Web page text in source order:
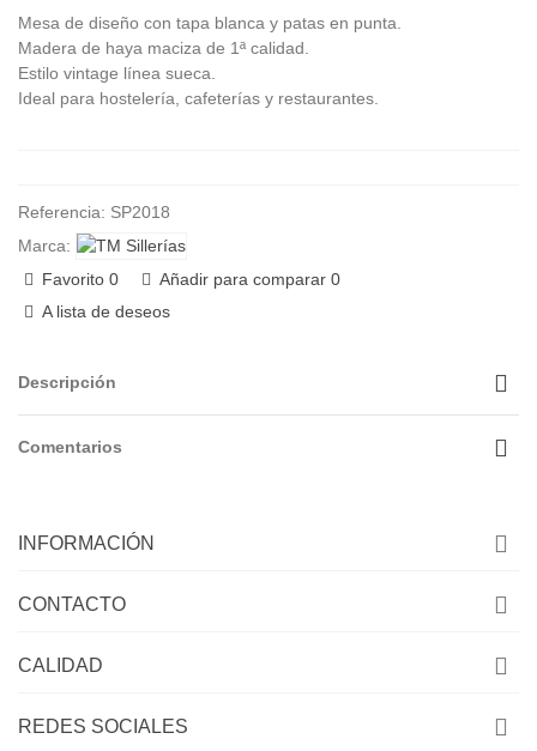
Mesa de diseño con tapa blanca y patas en punta.
Madera de haya maciza de 1ª calidad.
Estilo vintage línea sueca.
Ideal para hostelería, cafeterías y restaurantes.
Referencia: SP2018
Marca:
Favorito 0 Añadir para comparar 0
A lista de deseos
Descripción
Comentarios
INFORMACIÓN
CONTACTO
CALIDAD
REDES SOCIALES